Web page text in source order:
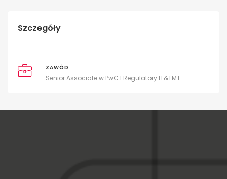
Szczegóły
ZAWÓD
Senior Associate w PwC I Regulatory IT&TMT